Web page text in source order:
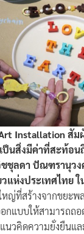
Installation สั
ป็นสิ่งมีค่าที่สะท้อ
ชุลดา ปัณฑรานุว
แห่งประเทศไทย
ญ่ที่สร้างจากขยะพ
กแบบให้สามารถถ
นวคิดความยั่งยืนแ